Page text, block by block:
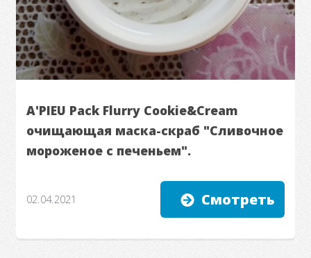
A'PIEU Pack Flurry Cookie&Cream
очищающая маска-скраб "Сливочное
мороженое с печеньем".
02.04.2021 Смотреть